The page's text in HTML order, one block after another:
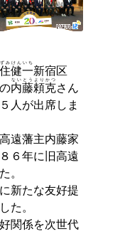
み
健一
けんいち
新宿区
内藤頼
ないとうより
克
かつ
さん
人が出席しま
遠藩主内藤家
６年に旧高遠
。
新たな友好提
た。
関係を次世代